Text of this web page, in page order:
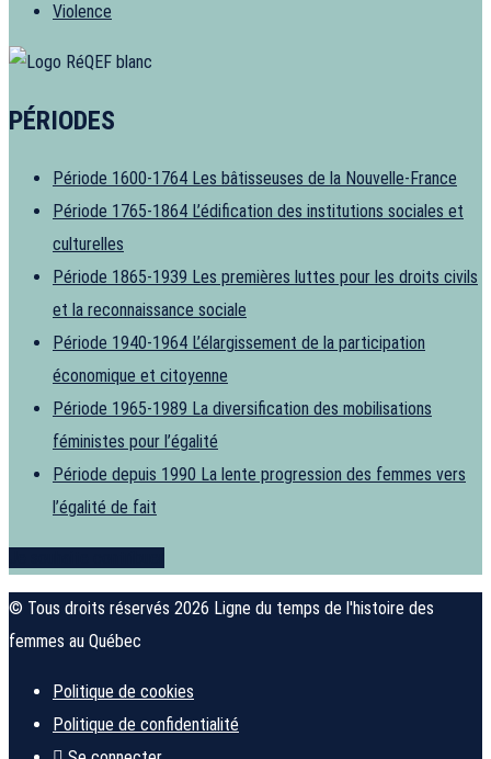
Violence
PÉRIODES
Période 1600-1764 Les bâtisseuses de la Nouvelle-France
Période 1765-1864 L’édification des institutions sociales et
culturelles
Période 1865-1939 Les premières luttes pour les droits civils
et la reconnaissance sociale
Période 1940-1964 L’élargissement de la participation
économique et citoyenne
Période 1965-1989 La diversification des mobilisations
féministes pour l’égalité
Période depuis 1990 La lente progression des femmes vers
l’égalité de fait
© Tous droits réservés 2026 Ligne du temps de l'histoire des
femmes au Québec
Politique de cookies
Politique de confidentialité